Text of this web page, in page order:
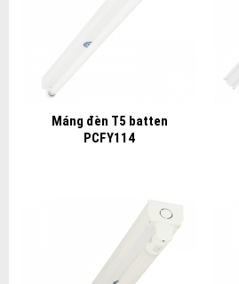
Máng đèn T5 batten
PCFY114